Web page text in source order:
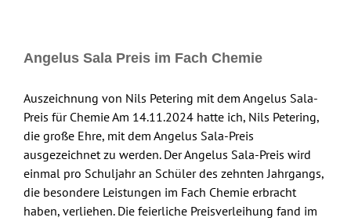
Angelus Sala Preis im Fach Chemie
Auszeichnung von Nils Petering mit dem Angelus Sala-
Preis für Chemie Am 14.11.2024 hatte ich, Nils Petering,
die große Ehre, mit dem Angelus Sala-Preis
ausgezeichnet zu werden. Der Angelus Sala-Preis wird
einmal pro Schuljahr an Schüler des zehnten Jahrgangs,
die besondere Leistungen im Fach Chemie erbracht
haben, verliehen. Die feierliche Preisverleihung fand im